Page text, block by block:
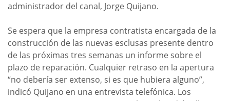
administrador del canal, Jorge Quijano.
Se espera que la empresa contratista encargada de la
construcción de las nuevas esclusas presente dentro
de las próximas tres semanas un informe sobre el
plazo de reparación. Cualquier retraso en la apertura
“no debería ser extenso, si es que hubiera alguno”,
indicó Quijano en una entrevista telefónica. Los